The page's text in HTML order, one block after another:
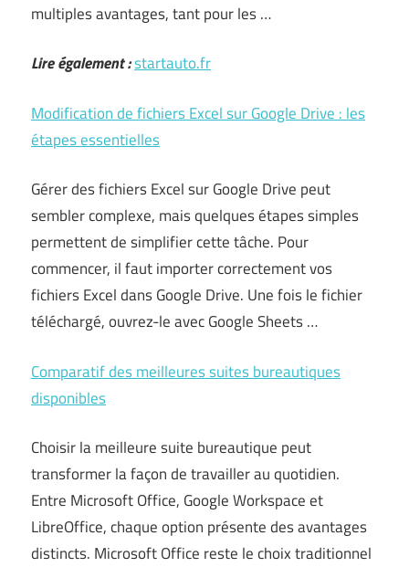
multiples avantages, tant pour les …
Lire également :startauto.fr
Modification de fichiers Excel sur Google Drive : les
étapes essentielles
Gérer des fichiers Excel sur Google Drive peut
sembler complexe, mais quelques étapes simples
permettent de simplifier cette tâche. Pour
commencer, il faut importer correctement vos
fichiers Excel dans Google Drive. Une fois le fichier
téléchargé, ouvrez-le avec Google Sheets …
Comparatif des meilleures suites bureautiques
disponibles
Choisir la meilleure suite bureautique peut
transformer la façon de travailler au quotidien.
Entre Microsoft Office, Google Workspace et
LibreOffice, chaque option présente des avantages
distincts. Microsoft Office reste le choix traditionnel